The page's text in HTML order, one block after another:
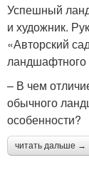
Успешный
и художник.
«Авторский
ландшафтного
– В чем
обычного
особенности?
читать дальше →